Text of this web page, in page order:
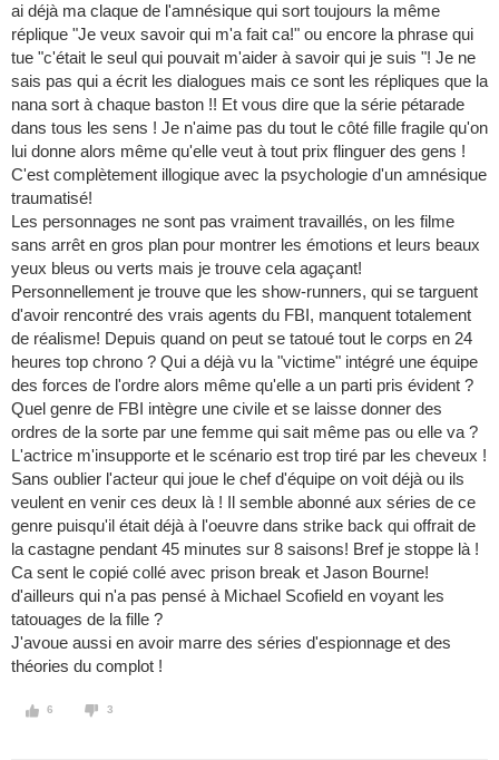
ai déjà ma claque de l'amnésique qui sort toujours la même
réplique "Je veux savoir qui m'a fait ca!" ou encore la phrase qui
tue "c'était le seul qui pouvait m'aider à savoir qui je suis "! Je ne
sais pas qui a écrit les dialogues mais ce sont les répliques que la
nana sort à chaque baston !! Et vous dire que la série pétarade
dans tous les sens ! Je n'aime pas du tout le côté fille fragile qu'on
lui donne alors même qu'elle veut à tout prix flinguer des gens !
C'est complètement illogique avec la psychologie d'un amnésique
traumatisé!
Les personnages ne sont pas vraiment travaillés, on les filme
sans arrêt en gros plan pour montrer les émotions et leurs beaux
yeux bleus ou verts mais je trouve cela agaçant!
Personnellement je trouve que les show-runners, qui se targuent
d'avoir rencontré des vrais agents du FBI, manquent totalement
de réalisme! Depuis quand on peut se tatoué tout le corps en 24
heures top chrono ? Qui a déjà vu la "victime" intégré une équipe
des forces de l'ordre alors même qu'elle a un parti pris évident ?
Quel genre de FBI intègre une civile et se laisse donner des
ordres de la sorte par une femme qui sait même pas ou elle va ?
L'actrice m'insupporte et le scénario est trop tiré par les cheveux !
Sans oublier l'acteur qui joue le chef d'équipe on voit déjà ou ils
veulent en venir ces deux là ! Il semble abonné aux séries de ce
genre puisqu'il était déjà à l'oeuvre dans strike back qui offrait de
la castagne pendant 45 minutes sur 8 saisons! Bref je stoppe là !
Ca sent le copié collé avec prison break et Jason Bourne!
d'ailleurs qui n'a pas pensé à Michael Scofield en voyant les
tatouages de la fille ?
J'avoue aussi en avoir marre des séries d'espionnage et des
théories du complot !
6 3